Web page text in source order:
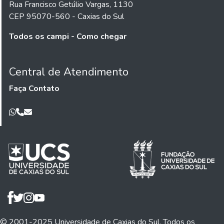
Rua Francisco Getúlio Vargas, 1130
CEP 95070-560 - Caxias do Sul
Todos os campi - Como chegar
Central de Atendimento
Faça Contato